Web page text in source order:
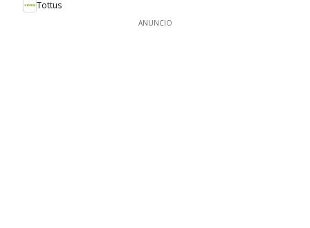
Tottus
ANUNCIO